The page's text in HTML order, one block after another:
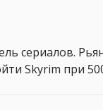
сериалов.
Skyrim при